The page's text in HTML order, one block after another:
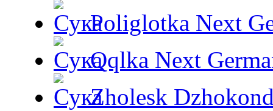
Poliglotka Next
Qqlka Next
Zholesk